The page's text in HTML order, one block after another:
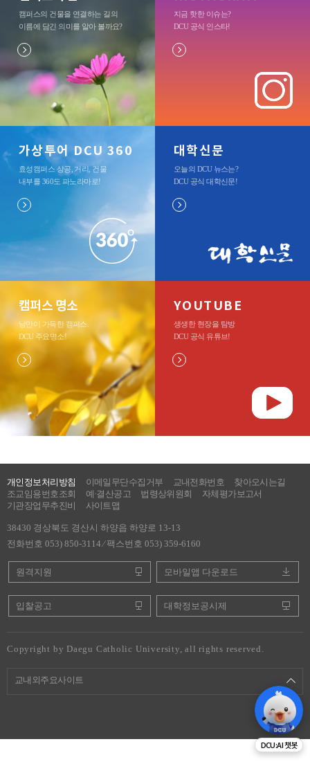
캠퍼스의 건물을 연결하는 길의
이름에 담긴 의미를 알아 볼까요?
지금 핫한 이슈는?
DCU 공식 인스타!
가상투어 DCU 360
효성캠퍼스 상공, 거리, 건물
내부를 360도 파노라마로!
캠퍼스 명소
낭만이 가득한 캠퍼스.
DCU 주요명소!
대학신문
오늘의 DCU 뉴스는?
DCU 공식 대학신문!
YOUTUBE
생생한 현장을 탐방
DCU 공식 유튜브!
개인정보처리방침 이메일무단수집거부 교내전화번호
찾아오시는길
조교임용번호조회
예·결산공고 법령상위원회
자체평가보고서
기관장업무추진비
사이트맵
38430 경상북도 경산시 하양읍 하양로 13-13
전화번호 053) 850-3114 ⁄ 팩스번호 053) 359-6160
원격지원 모바일앱 다운로드
입찰공고 대학정보공시제
Copyright by Daegu Catholic University, all rights reserved.
교내외주요사이트
DCU:AI 챗봇